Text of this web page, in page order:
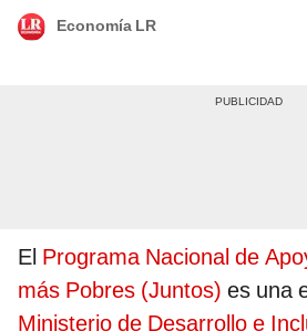
Economía LR
El Programa Nacional de
más Pobres (Juntos) es una
Ministerio de Desarrollo e